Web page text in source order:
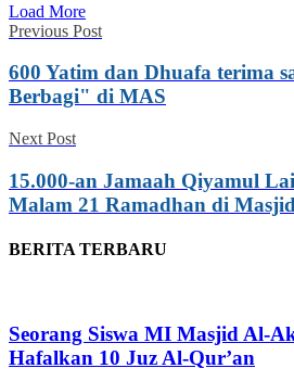
Load More
Previous Post
600 Yatim dan Dhuafa terima
Berbagi" di MAS
Next Post
15.000-an Jamaah Qiyamul
Malam 21 Ramadhan di
BERITA TERBARU
Seorang Siswa MI Masjid Al-
Hafalkan 10 Juz Al-Qur’an